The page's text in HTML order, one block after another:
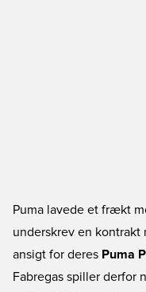
Puma lavede et frækt
underskrev en kontrakt
ansigt for deres Puma
Fabregas spiller derfor